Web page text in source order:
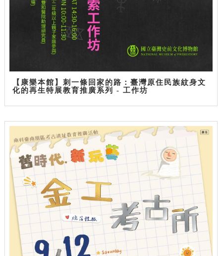
【康樂本館】刺一條回家的路：臺灣原住民族紋身文
化的再生特展教育推廣系列 - 工作坊